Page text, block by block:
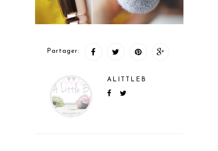
Partager:
ALITTLEB